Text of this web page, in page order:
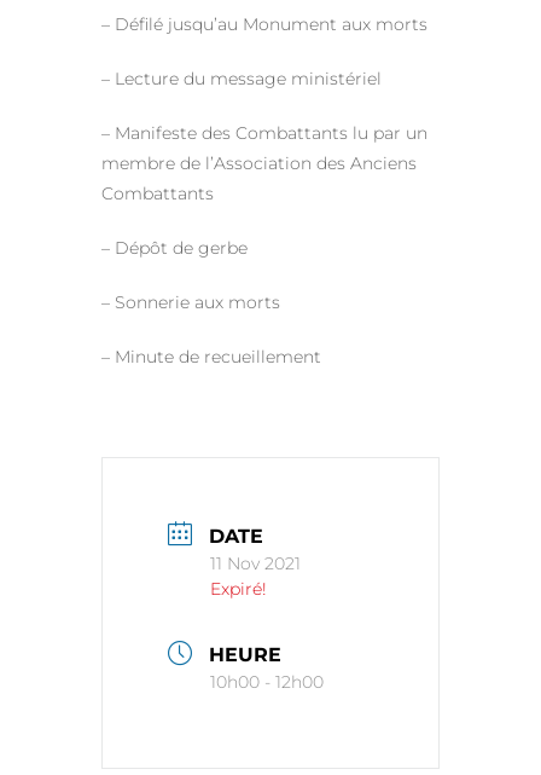
– Défilé jusqu’au Monument aux morts
– Lecture du message ministériel
– Manifeste des Combattants lu par un
membre de l’Association des Anciens
Combattants
– Dépôt de gerbe
– Sonnerie aux morts
– Minute de recueillement
DATE
11 Nov 2021
Expiré!
HEURE
10h00 - 12h00